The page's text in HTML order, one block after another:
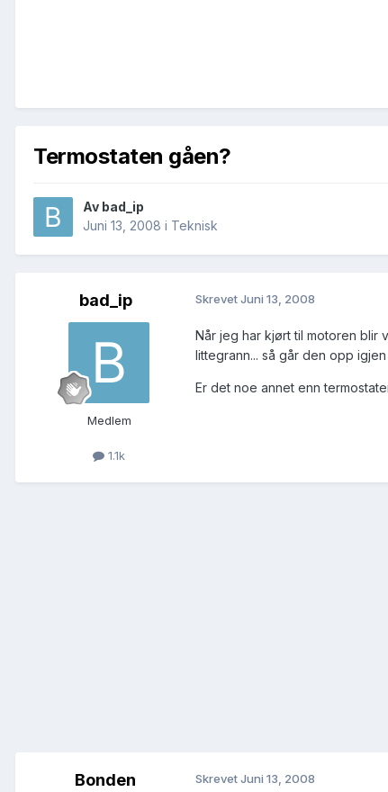
Termostaten gåen?
Av bad_ip
Juni 13, 2008 i Teknisk
bad_ip
Medlem
1.1k
SkrevetJuni 13, 2008
Når jeg har kjørt til motoren blir
littegrann... så går den opp
Er det noe annet enn
Bonden SkrevetJuni 13, 2008